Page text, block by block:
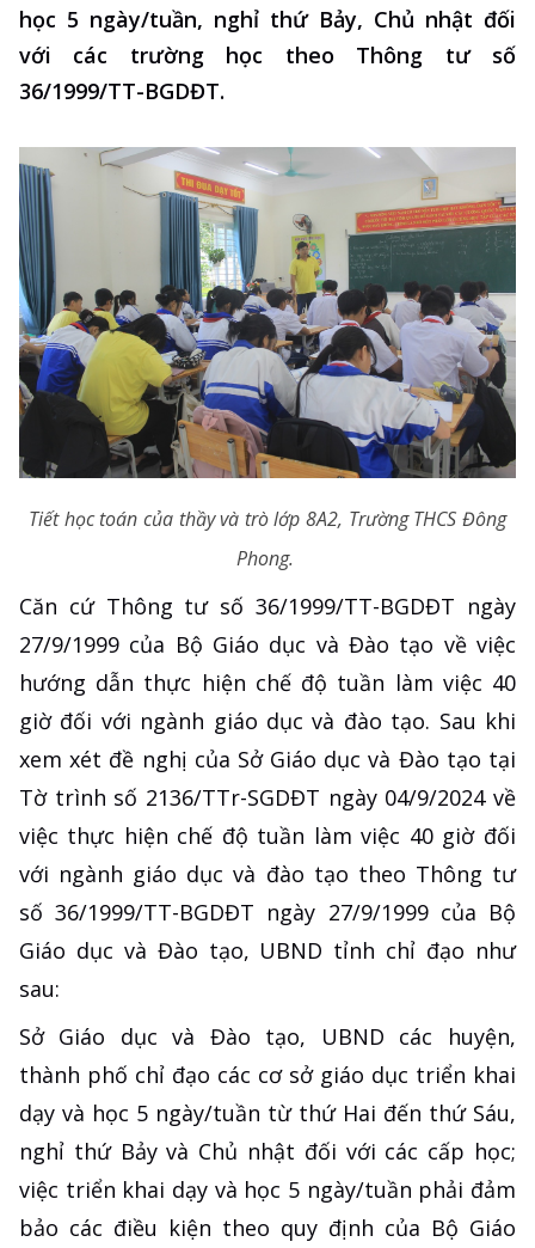
học 5 ngày/tuần, nghỉ thứ Bảy, Chủ nhật đối
với các trường học theo Thông tư số
36/1999/TT-BGDĐT.
Tiết học toán của thầy và trò lớp 8A2, Trường THCS Đông
Phong.
Căn cứ Thông tư số 36/1999/TT-BGDĐT ngày
27/9/1999 của Bộ Giáo dục và Đào tạo về việc
hướng dẫn thực hiện chế độ tuần làm việc 40
giờ đối với ngành giáo dục và đào tạo. Sau khi
xem xét đề nghị của Sở Giáo dục và Đào tạo tại
Tờ trình số 2136/TTr-SGDĐT ngày 04/9/2024 về
việc thực hiện chế độ tuần làm việc 40 giờ đối
với ngành giáo dục và đào tạo theo Thông tư
số 36/1999/TT-BGDĐT ngày 27/9/1999 của Bộ
Giáo dục và Đào tạo, UBND tỉnh chỉ đạo như
sau:
Sở Giáo dục và Đào tạo, UBND các huyện,
thành phố chỉ đạo các cơ sở giáo dục triển khai
dạy và học 5 ngày/tuần từ thứ Hai đến thứ Sáu,
nghỉ thứ Bảy và Chủ nhật đối với các cấp học;
việc triển khai dạy và học 5 ngày/tuần phải đảm
bảo các điều kiện theo quy định của Bộ Giáo